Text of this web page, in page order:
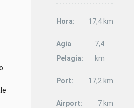
Hora: 17,4 km
Agia
Pelagia:
7,4
km
Port: 17,2 km
Airport: 7 km